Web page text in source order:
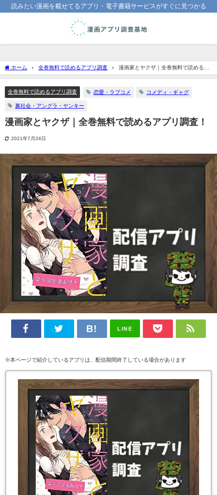
読みたい漫画を載せてるアプリ・電子書籍サービスがすぐに見つかる
ホーム 全巻無料で読めるアプリ調査
漫画家とヤクザ｜全巻無料で読めるア
プリ調査！
全巻無料で読めるアプリ調査 恋愛・ラブコメ コメディ・ギャグ
裏社会・アングラ・ヤンキー
漫画家とヤクザ｜全巻無料で読めるアプリ調査！
2021年7月24日
LINE
※本ページで紹介しているアプリは、配信期間終了している場合があります